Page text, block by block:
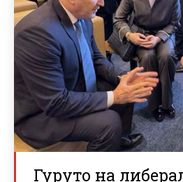
Гуруто на